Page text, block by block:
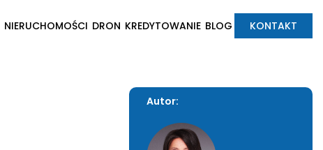
NIERUCHOMOŚCI DRON KREDYTOWANIE BLOG KONTAKT
Autor: